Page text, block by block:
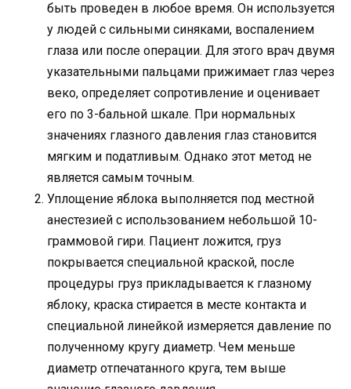
быть проведен в любое время. Он используется
у людей с сильными синяками, воспалением
глаза или после операции. Для этого врач двумя
указательными пальцами прижимает глаз через
веко, определяет сопротивление и оценивает
его по 3-бальной шкале. При нормальных
значениях глазного давления глаз становится
мягким и податливым. Однако этот метод не
является самым точным.
Уплощение яблока выполняется под местной
анестезией с использованием небольшой 10-
граммовой гири. Пациент ложится, груз
покрывается специальной краской, после
процедуры груз прикладывается к глазному
яблоку, краска стирается в месте контакта и
специальной линейкой измеряется давление по
полученному кругу диаметр. Чем меньше
диаметр отпечатанного круга, тем выше